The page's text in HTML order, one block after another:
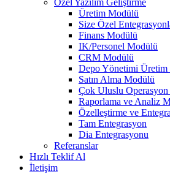
Özel Yazılım Geliştirme
Üretim Modülü
Size Özel
Finans Modülü
IK/Personel Modülü
CRM Modülü
Depo Yönetimi
Satın Alma Modülü
Çok Uluslu
Raporlama ve Analiz
Özelleştirme ve
Tam Entegrasyon
Dia Entegrasyonu
Referanslar
Hızlı Teklif Al
İletişim